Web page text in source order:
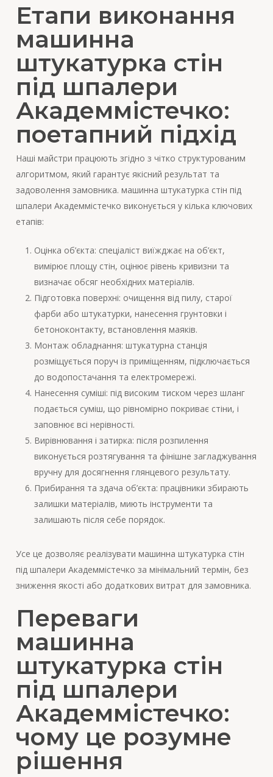
Етапи виконання
машинна
штукатурка стін
під шпалери
Академмістечко:
поетапний підхід
Наші майстри працюють згідно з чітко структурованим
алгоритмом, який гарантує якісний результат та
задоволення замовника. машинна штукатурка стін під
шпалери Академмістечко виконується у кілька ключових
етапів:
Оцінка об’єкта: спеціаліст виїжджає на об’єкт,
вимірює площу стін, оцінює рівень кривизни та
визначає обсяг необхідних матеріалів.
Підготовка поверхні: очищення від пилу, старої
фарби або штукатурки, нанесення грунтовки і
бетоноконтакту, встановлення маяків.
Монтаж обладнання: штукатурна станція
розміщується поруч із приміщенням, підключається
до водопостачання та електромережі.
Нанесення суміші: під високим тиском через шланг
подається суміш, що рівномірно покриває стіни, і
заповнює всі нерівності.
Вирівнювання і затирка: після розпилення
виконується розтягування та фінішне загладжування
вручну для досягнення глянцевого результату.
Прибирання та здача об’єкта: працівники збирають
залишки матеріалів, миють інструменти та
залишають після себе порядок.
Усе це дозволяє реалізувати машинна штукатурка стін
під шпалери Академмістечко за мінімальний термін, без
зниження якості або додаткових витрат для замовника.
Переваги
машинна
штукатурка стін
під шпалери
Академмістечко:
чому це розумне
рішення